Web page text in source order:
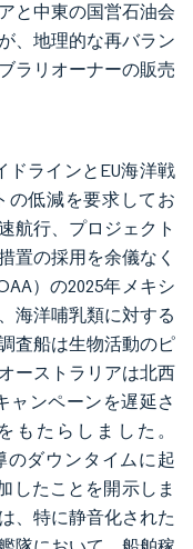
と中東の国営石油会
、地理的な再バラン
ラリオーナーの販売
ドラインとEU海洋戦
の低減を要求してお
航行、プロジェクト
置の採用を余儀なく
）の2025年メキシ
海洋哺乳類に対する
査船は生物活動のピ
ーストラリアは北西
ャンペーンを遅延さ
もたらしました。
のダウンタイムに起
したことを開示しま
、特に静音化された